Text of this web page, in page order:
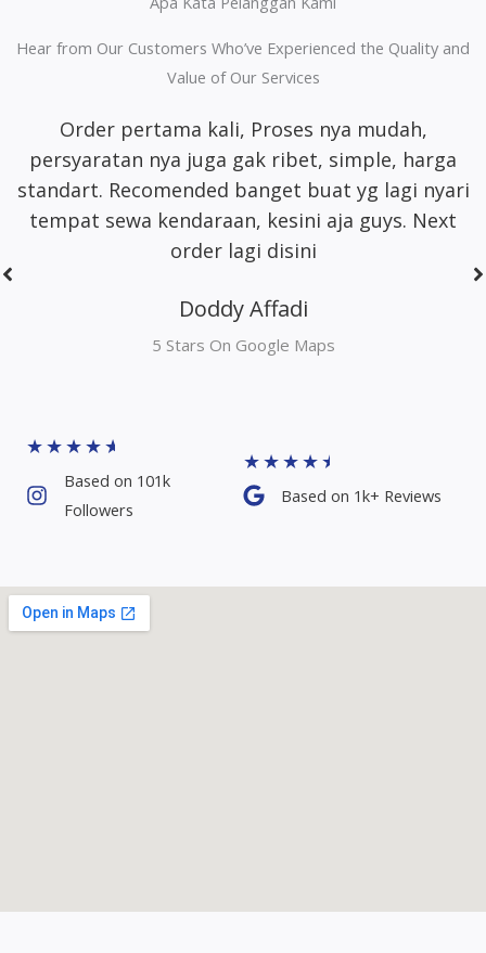
Hear from Our Customers Who’ve Experienced the Quality and
Value of Our Services
Whort it banget pelayananramah satset
recomm banget lah pokoknya buat sewa motor
area jakarta
Dhimas Adrian Adrian
★★★★★
Based on 101k
Followers​
★★★★★
Based on 1k+ Reviews​